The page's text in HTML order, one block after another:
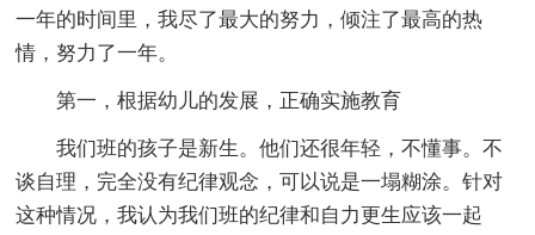
一年的时间里，我尽了最大的努力，倾注了最高的热
情，努力了一年。
第一，根据幼儿的发展，正确实施教育
我们班的孩子是新生。他们还很年轻，不懂事。不
谈自理，完全没有纪律观念，可以说是一塌糊涂。针对
这种情况，我认为我们班的纪律和自力更生应该一起